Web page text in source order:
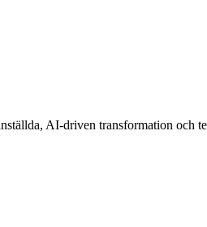
AI-driven transformation och